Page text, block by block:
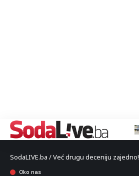
SodaLIVE.ba / Već drugu deceniju zajedno!
Oko nas